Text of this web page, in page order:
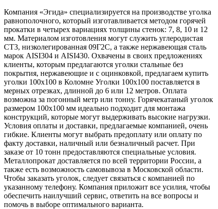
Компания «Эгида» специализируется на производстве уголка
равнополочного, который изготавливается методом горячей
прокатки в четырех вариациях толщины стенок: 7, 8, 10 и 12
мм. Материалом изготовления могут служить углеродистая
СТ3, низколегированная 09Г2С, а также нержавеющая сталь
марок AISI304 и AISI430. Охвачены в своих предложениях
клиенты, которым предлагаются уголки стальные без
покрытия, нержавеющие и с оцинковкой, предлагаем купить
уголки 100x100 в Коломне Уголки 100x100 поставляется в
мерных отрезках, длинной до 6 или 12 метров. Оплата
возможна за погонный метр или тонну. Горячекатаный уголок
размером 100х100 мм идеально подходит для монтажа
конструкций, которые могут выдерживать высокие нагрузки.
Условия оплаты и доставки, предлагаемые компанией, очень
гибкие. Клиенты могут выбрать предоплату или оплату по
факту доставки, наличный или безналичный расчет. При
заказе от 10 тонн предоставляются специальные условия.
Металлопрокат доставляется по всей территории России, а
также есть возможность самовывоза в Московской области.
Чтобы заказать уголок, следует связаться с компанией по
указанному телефону. Компания приложит все усилия, чтобы
обеспечить наилучший сервис, ответить на все вопросы и
помочь в выборе оптимального варианта.